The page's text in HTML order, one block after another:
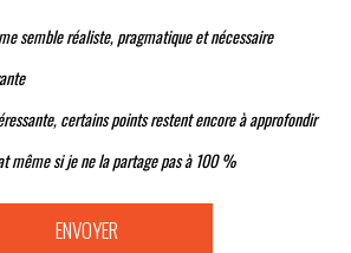
semble réaliste, pragmatique et nécessaire
certains points restent encore à approfondir
si je ne la partage pas à 100 %